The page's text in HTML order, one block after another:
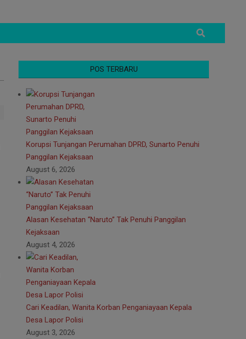
Search
POS TERBARU
Korupsi Tunjangan Perumahan DPRD, Sunarto Penuhi
Panggilan Kejaksaan
August 6, 2026
Alasan Kesehatan “Naruto” Tak Penuhi Panggilan
Kejaksaan
August 4, 2026
Cari Keadilan, Wanita Korban Penganiayaan Kepala
Desa Lapor Polisi
August 3, 2026